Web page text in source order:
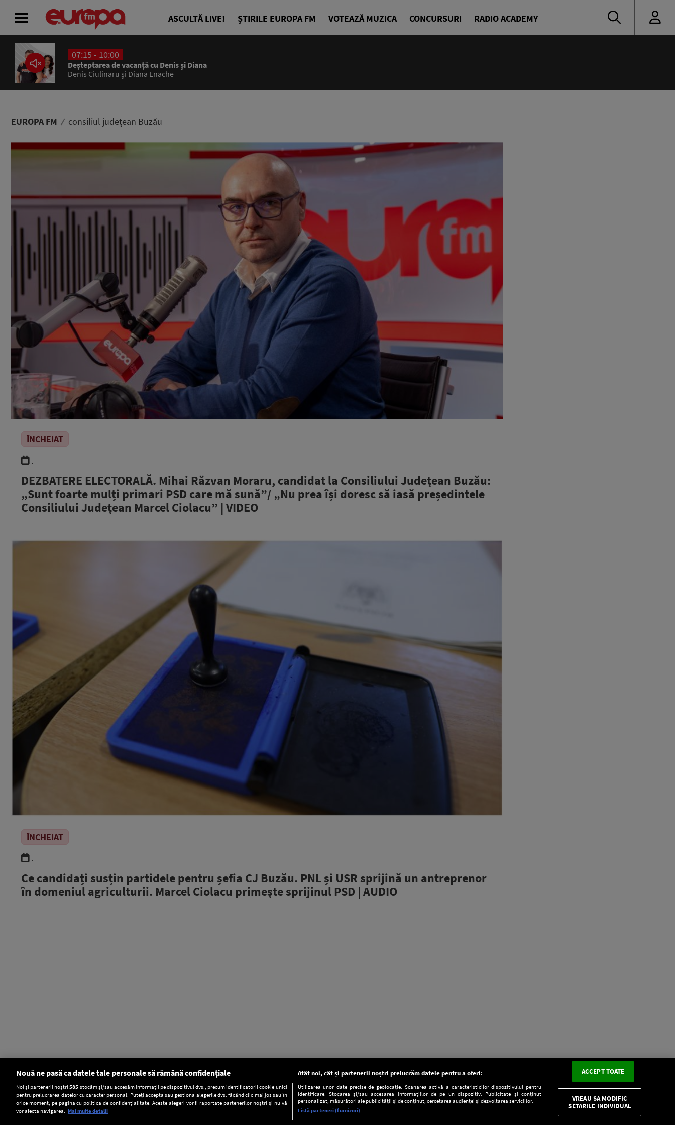
CONFIDENŢIALITATE
ASCULTĂ LIVE! ȘTIRILE EUROPA FM VOTEAZĂ MUZICA CONCURSURI RADIO ACADEMY
07:15 - 10:00
Deșteptarea de vacanță cu Denis și Diana
Denis Ciulinaru și Diana Enache
EUROPA FM consiliul județean Buzău
ÎNCHEIAT
.
DEZBATERE ELECTORALĂ. Mihai Răzvan Moraru, candidat la Consiliului Județean Buzău:
„Sunt foarte mulți primari PSD care mă sună”/ „Nu prea își doresc să iasă președintele
Consiliului Județean Marcel Ciolacu” | VIDEO
ÎNCHEIAT
.
Ce candidați susțin partidele pentru șefia CJ Buzău. PNL și USR sprijină un antreprenor
în domeniul agriculturii. Marcel Ciolacu primește sprijinul PSD | AUDIO
ACASĂ
ȘTIRI
Setări:
Dark Mode
Nouă ne pasă ca datele tale personale să rămână confidențiale
Noi și partenerii noștri585 stocăm și/sau accesăm informații pe dispozitivul dvs., precum identificatorii cookie unici
pentru prelucrarea datelor cu caracter personal. Puteți accepta sau gestiona alegerile dvs. făcând clic mai jos sau în
orice moment, pe pagina cu politica de confidențialitate. Aceste alegeri vor fi raportate partenerilor noștri și nu vă
vor afecta navigarea. Mai multe detalii
Atât noi, cât și partenerii noștri prelucrăm datele pentru a oferi:
Utilizarea unor date precise de geolocație. Scanarea activă a caracteristicilor dispozitivului pentru
identificare. Stocarea și/sau accesarea informațiilor de pe un dispozitiv. Publicitate și conținut
personalizat, măsurători ale publicității și de conținut, cercetarea audienței și dezvoltarea serviciilor.
Listă parteneri (furnizori)
ACCEPT TOATE
VREAU SA MODIFIC
SETARILE INDIVIDUAL